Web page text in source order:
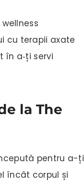
cu terapii axate
în a‑ți servi
la The
pentru a-ți
încât corpul și